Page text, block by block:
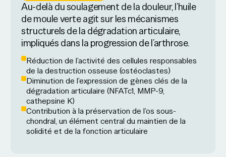
Au-delà du soulagement de la douleur, l’huile
de moule verte agit sur les mécanismes
structurels de la dégradation articulaire,
impliqués dans la progression de l’arthrose.
Réduction de l’activité des cellules responsables
de la destruction osseuse (ostéoclastes)
Diminution de l’expression de gènes clés de la
dégradation articulaire (NFATc1, MMP-9,
cathepsine K)
Contribution à la préservation de l’os sous-
chondral, un élément central du maintien de la
solidité et de la fonction articulaire